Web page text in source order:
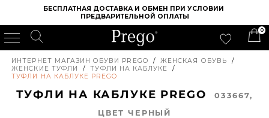
БЕСПЛАТНАЯ ДОСТАВКА И ОБМЕН ПРИ УСЛОВИИ
ПРЕДВАРИТЕЛЬНОЙ ОПЛАТЫ
0
ИНТЕРНЕТ МАГАЗИН ОБУВИ PREGO / ЖЕНСКАЯ ОБУВЬ
/
ЖЕНСКИЕ ТУФЛИ
/ ТУФЛИ НА КАБЛУКЕ
/
ТУФЛИ НА КАБЛУКЕ PREGO
ТУФЛИ НА КАБЛУКЕ PREGO
033667,
ЦВЕТ ЧЕРНЫЙ